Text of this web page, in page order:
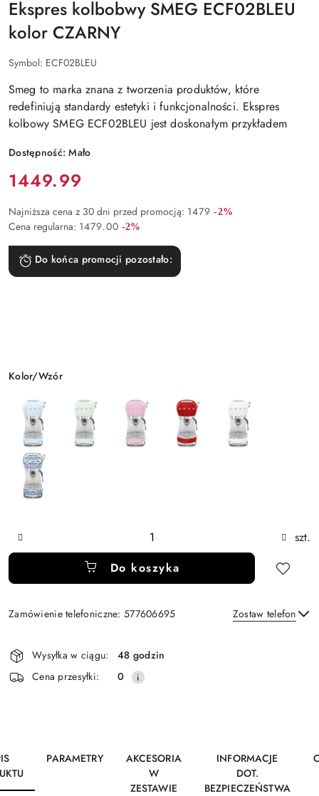
Ekspres kolbobwy SMEG ECF02BLEU
kolor CZARNY
Symbol: ECF02BLEU
Smeg to marka znana z tworzenia produktów, które
redefiniują standardy estetyki i funkcjonalności. Ekspres
kolbowy SMEG ECF02BLEU jest doskonałym przykładem
Dostępność:Mało
Cena:
1449.99
Najniższa cena z 30 dni przed promocją: 1479 Rabat:
-2%
Cena regularna: 1479.00 Rabat:
-2%
Do końca promocji pozostało:
Wariant
Kolor/Wzór
Ilość
szt.
Do koszyka
Zamówienie telefoniczne: 577606695 Zostaw telefon
Wyślij
i
dostawa
Wysyłka w ciągu:
48 godzin
Cena przesyłki:
0
PARAMETRY
AKCESORIA
W
ZESTAWIE
INFORMACJE
DOT.
BEZPIECZEŃSTWA